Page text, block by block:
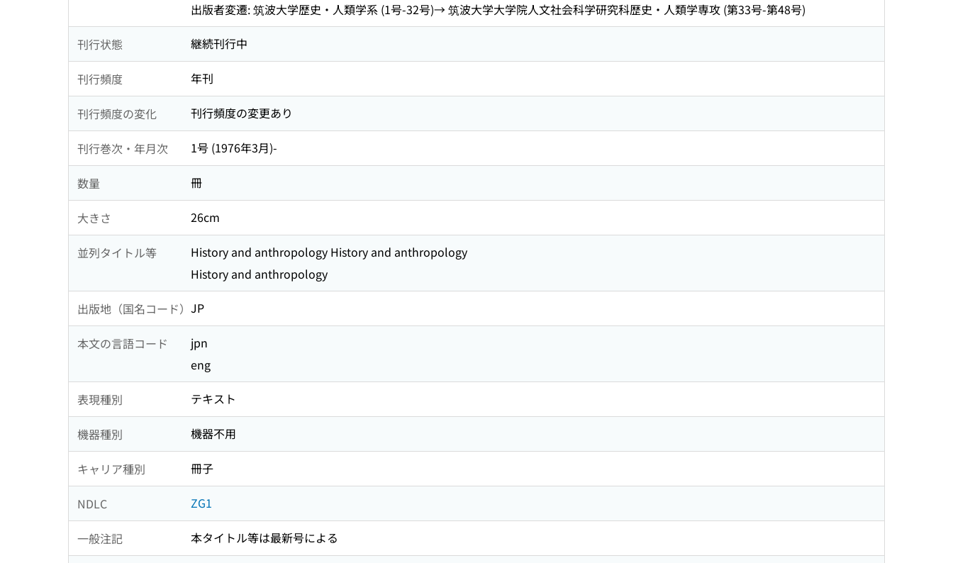
出版者変遷: 筑波大学歴史・人類学系 (1号-32号)→ 筑波大学大学院人文社会科学研究科歴史・人類学専攻 (第33号-第48号)
刊行状態 継続刊行中
刊行頻度 年刊
刊行頻度の変化 刊行頻度の変更あり
刊行巻次・年月次 1号 (1976年3月)-
数量 冊
大きさ 26cm
並列タイトル等
History and anthropology History and anthropology
History and anthropology
出版地（国名コード） JP
本文の言語コード
jpn
eng
表現種別 テキスト
機器種別 機器不用
キャリア種別 冊子
NDLC ZG1
一般注記 本タイトル等は最新号による